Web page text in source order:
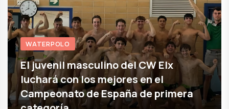
WATERPOLO
El juvenil masculino del CW Elx
luchará con los mejores en el
Campeonato de España de primera